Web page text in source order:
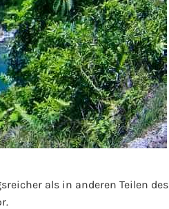
als in anderen Teilen des